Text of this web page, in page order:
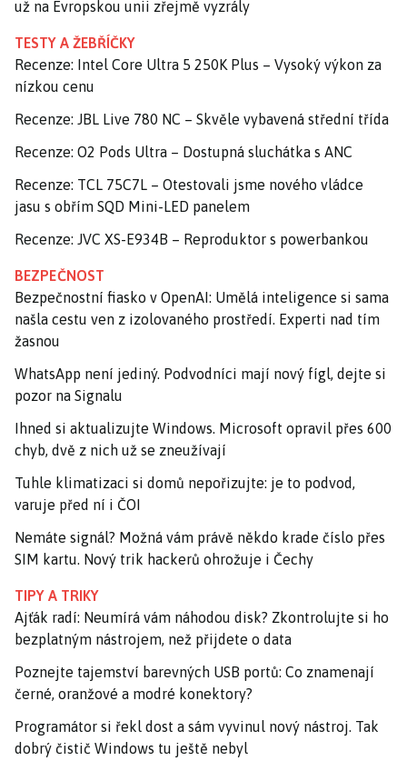
už na Evropskou unii zřejmě vyzrály
TESTY A ŽEBŘÍČKY
Recenze: Intel Core Ultra 5 250K Plus – Vysoký výkon za
nízkou cenu
Recenze: JBL Live 780 NC – Skvěle vybavená střední třída
Recenze: O2 Pods Ultra – Dostupná sluchátka s ANC
Recenze: TCL 75C7L – Otestovali jsme nového vládce
jasu s obřím SQD Mini-LED panelem
Recenze: JVC XS-E934B – Reproduktor s powerbankou
BEZPEČNOST
Bezpečnostní fiasko v OpenAI: Umělá inteligence si sama
našla cestu ven z izolovaného prostředí. Experti nad tím
žasnou
WhatsApp není jediný. Podvodníci mají nový fígl, dejte si
pozor na Signalu
Ihned si aktualizujte Windows. Microsoft opravil přes 600
chyb, dvě z nich už se zneužívají
Tuhle klimatizaci si domů nepořizujte: je to podvod,
varuje před ní i ČOI
Nemáte signál? Možná vám právě někdo krade číslo přes
SIM kartu. Nový trik hackerů ohrožuje i Čechy
TIPY A TRIKY
Ajťák radí: Neumírá vám náhodou disk? Zkontrolujte si ho
bezplatným nástrojem, než přijdete o data
Poznejte tajemství barevných USB portů: Co znamenají
černé, oranžové a modré konektory?
Programátor si řekl dost a sám vyvinul nový nástroj. Tak
dobrý čistič Windows tu ještě nebyl